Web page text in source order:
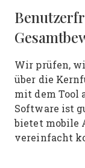
Wir prüfen,
über die
mit dem Tool
Software ist
bietet mobile
vereinfacht